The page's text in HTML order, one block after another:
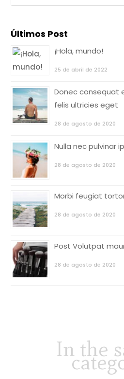
Últimos Post
¡Hola, mundo!
25 de abril de 2022
Donec consequat
felis ultricies eget
28 de agosto de 2020
Nulla nec pulvinar
28 de agosto de 2020
Morbi feugiat
28 de agosto de 2020
Post Volutpat
28 de agosto de 2020
In the